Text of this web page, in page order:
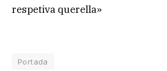
respetiva querella»
Portada